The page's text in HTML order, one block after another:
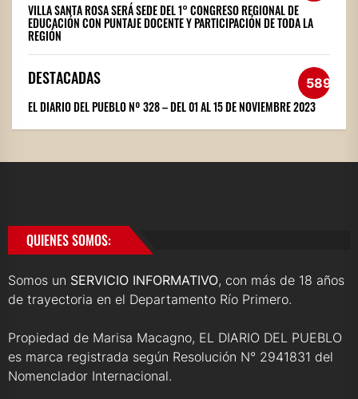
VILLA SANTA ROSA SERÁ SEDE DEL 1° CONGRESO REGIONAL DE
EDUCACIÓN CON PUNTAJE DOCENTE Y PARTICIPACIÓN DE TODA LA
REGIÓN
DESTACADAS 589
EL DIARIO DEL PUEBLO Nº 328 – DEL 01 AL 15 DE NOVIEMBRE 2023
QUIENES SOMOS:
Somos un SERVICIO INFORMATIVO, con más de 18 años
de trayectoria en el Departamento Río Primero.
Propiedad de Marisa Macagno, EL DIARIO DEL PUEBLO
es marca registrada según Resolución N° 2941831 del
Nomenclador Internacional.